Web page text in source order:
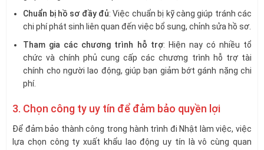
Chuẩn bị hồ sơ đầy đủ: Việc chuẩn bị kỹ càng giúp tránh các
chi phí phát sinh liên quan đến việc bổ sung, chỉnh sửa hồ sơ.
Tham gia các chương trình hỗ trợ: Hiện nay có nhiều tổ
chức và chính phủ cung cấp các chương trình hỗ trợ tài
chính cho người lao động, giúp bạn giảm bớt gánh nặng chi
phí.
3. Chọn công ty uy tín để đảm bảo quyền lợi
Để đảm bảo thành công trong hành trình đi Nhật làm việc, việc
lựa chọn công ty xuất khẩu lao động uy tín là vô cùng quan